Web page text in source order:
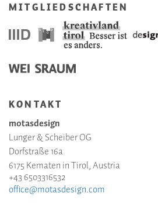
MITGLIEDSCHAFTEN
KONTAKT
motasdesign
Lunger & Scheiber OG
Dorfstraße 16a
6175 Kematen in Tirol, Austria
+43 6503316532
office@motasdesign.com